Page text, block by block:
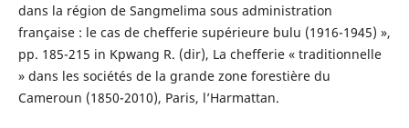
dans la région de Sangmelima sous administration
française : le cas de chefferie supérieure bulu (1916-1945) »,
pp. 185-215 in Kpwang R. (dir), La chefferie « traditionnelle
» dans les sociétés de la grande zone forestière du
Cameroun (1850-2010), Paris, l’Harmattan.